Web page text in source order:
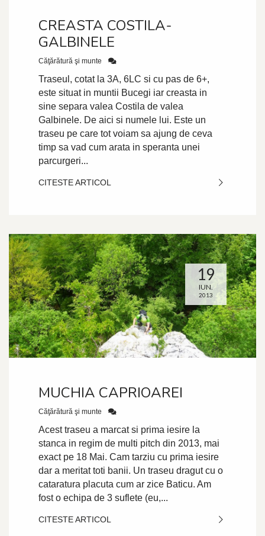
CREASTA COSTILA-
GALBINELE
Căţărătură şi munte
Traseul, cotat la 3A, 6LC si cu pas de 6+,
este situat in muntii Bucegi iar creasta in
sine separa valea Costila de valea
Galbinele. De aici si numele lui. Este un
traseu pe care tot voiam sa ajung de ceva
timp sa vad cum arata in speranta unei
parcurgeri...
CITESTE ARTICOL
19
IUN.
2013
MUCHIA CAPRIOAREI
Căţărătură şi munte
Acest traseu a marcat si prima iesire la
stanca in regim de multi pitch din 2013, mai
exact pe 18 Mai. Cam tarziu cu prima iesire
dar a meritat toti banii. Un traseu dragut cu o
cataratura placuta cum ar zice Baticu. Am
fost o echipa de 3 suflete (eu,...
CITESTE ARTICOL